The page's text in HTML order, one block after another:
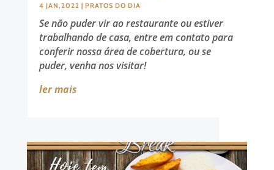
4 JAN,2022 | PRATOS DO DIA
Se não puder vir ao restaurante ou estiver
trabalhando de casa, entre em contato para
conferir nossa área de cobertura, ou se
puder, venha nos visitar!
ler mais